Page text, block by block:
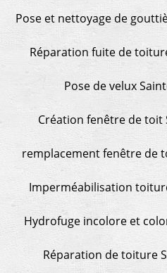
Pose et nettoyage de
Réparation fuite de
Pose de velux
Création fenêtre de toit
remplacement fenêtre de
Imperméabilisation
Hydrofuge incolore et
Réparation de toiture